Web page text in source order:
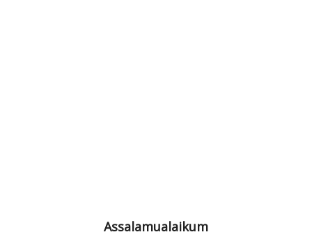
Assalamualaikum